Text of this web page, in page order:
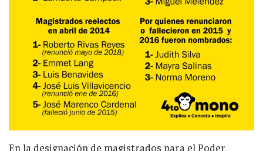
En la designación de magistrados para el Poder